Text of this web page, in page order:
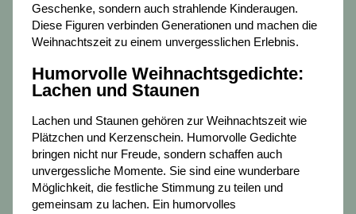
Geschenke, sondern auch strahlende Kinderaugen.
Diese Figuren verbinden Generationen und machen die
Weihnachtszeit zu einem unvergesslichen Erlebnis.
Humorvolle Weihnachtsgedichte:
Lachen und Staunen
Lachen und Staunen gehören zur Weihnachtszeit wie
Plätzchen und Kerzenschein. Humorvolle Gedichte
bringen nicht nur Freude, sondern schaffen auch
unvergessliche Momente. Sie sind eine wunderbare
Möglichkeit, die festliche Stimmung zu teilen und
gemeinsam zu lachen. Ein humorvolles